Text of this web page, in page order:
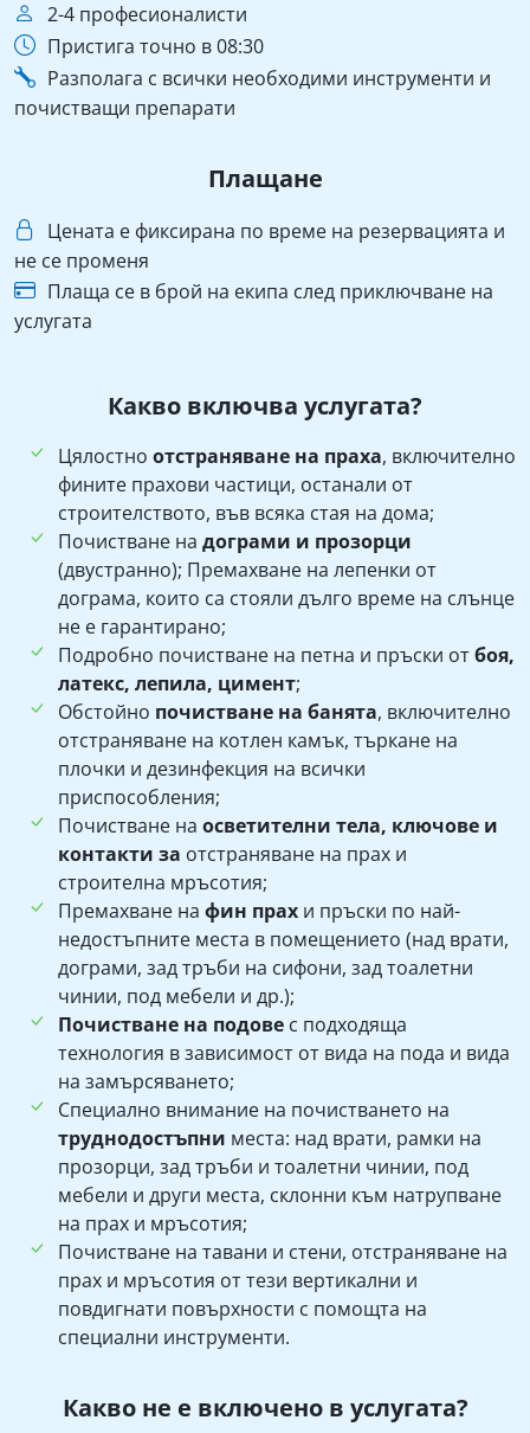
2-4 професионалисти
Пристига точно в 08:30
Разполага с всички необходими инструменти и
почистващи препарати
Плащане
Цената е фиксирана по време на резервацията и
не се променя
Плаща се в брой на екипа след приключване на
услугата
Какво включва услугата?
Цялостно отстраняване на праха, включително
фините прахови частици, останали от
строителството, във всяка стая на дома;
Почистване на дограми и прозорци
(двустранно); Премахване на лепенки от
дограма, които са стояли дълго време на слънце
не е гарантирано;
Подробно почистване на петна и пръски отбоя,
латекс, лепила, цимент;
Обстойно почистване на банята, включително
отстраняване на котлен камък, търкане на
плочки и дезинфекция на всички
приспособления;
Почистване на осветителни тела, ключове и
контакти за отстраняване на прах и
строителна мръсотия;
Премахване на фин прах и пръски по най-
недостъпните места в помещението (над врати,
дограми, зад тръби на сифони, зад тоалетни
чинии, под мебели и др.);
Почистване на подове с подходяща
технология в зависимост от вида на пода и вида
на замърсяването;
Специално внимание на почистването на
труднодостъпни места: над врати, рамки на
прозорци, зад тръби и тоалетни чинии, под
мебели и други места, склонни към натрупване
на прах и мръсотия;
Почистване на тавани и стени, отстраняване на
прах и мръсотия от тези вертикални и
повдигнати повърхности с помощта на
специални инструменти.
Какво не е включено в услугата?